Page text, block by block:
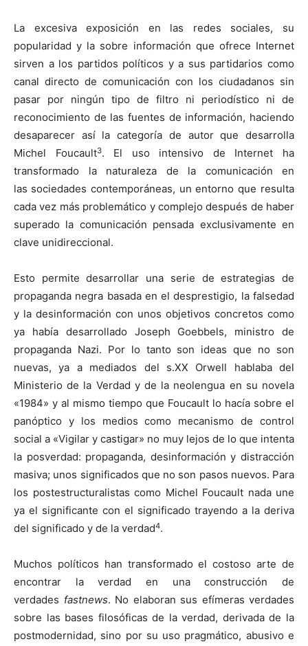
La excesiva exposición en las redes sociales, su
popularidad y la sobre información que ofrece Internet
sirven a los partidos políticos y a sus partidarios como
canal directo de comunicación con los ciudadanos sin
pasar por ningún tipo de filtro ni periodístico ni de
reconocimiento de las fuentes de información, haciendo
desaparecer así la categoría de autor que desarrolla
Michel Foucault3. El uso intensivo de Internet ha
transformado la naturaleza de la comunicación en
las sociedades contemporáneas, un entorno que resulta
cada vez más problemático y complejo después de haber
superado la comunicación pensada exclusivamente en
clave unidireccional.
Esto permite desarrollar una serie de estrategias de
propaganda negra basada en el desprestigio, la falsedad
y la desinformación con unos objetivos concretos como
ya había desarrollado Joseph Goebbels, ministro de
propaganda Nazi. Por lo tanto son ideas que no son
nuevas, ya a mediados del s.XX Orwell hablaba del
Ministerio de la Verdad y de la neolengua en su novela
«1984» y al mismo tiempo que Foucault lo hacía sobre el
panóptico y los medios como mecanismo de control
social a «Vigilar y castigar» no muy lejos de lo que intenta
la posverdad: propaganda, desinformación y distracción
masiva; unos significados que no son pasos nuevos. Para
los postestructuralistas como Michel Foucault nada une
ya el significante con el significado trayendo a la deriva
del significado y de la verdad4.
Muchos políticos han transformado el costoso arte de
encontrar la verdad en una construcción de
verdades fastnews. No elaboran sus efímeras verdades
sobre las bases filosóficas de la verdad, derivada de la
postmodernidad, sino por su uso pragmático, abusivo e